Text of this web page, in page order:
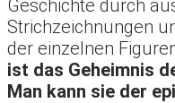
Geschichte durch
Strichzeichnungen
der einzelnen
ist das Geheimnis
Man kann sie der